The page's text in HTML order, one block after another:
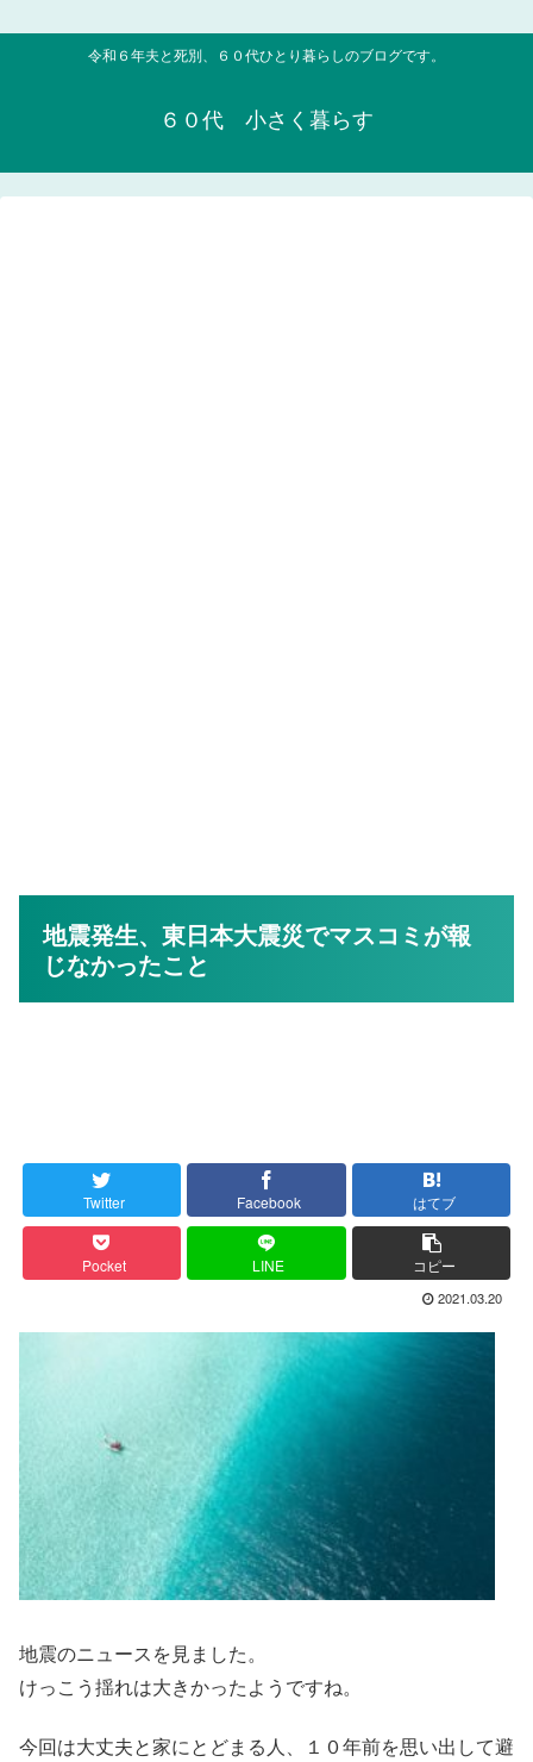
令和６年夫と死別、６０代ひとり暮らしのブログです。
６０代 小さく暮らす
地震発生、東日本大震災でマスコミが報
じなかったこと
Twitter Facebook はてブ
Pocket LINE コピー
2021.03.20
地震のニュースを見ました。
けっこう揺れは大きかったようですね。
今回は大丈夫と家にとどまる人、１０年前を思い出して避